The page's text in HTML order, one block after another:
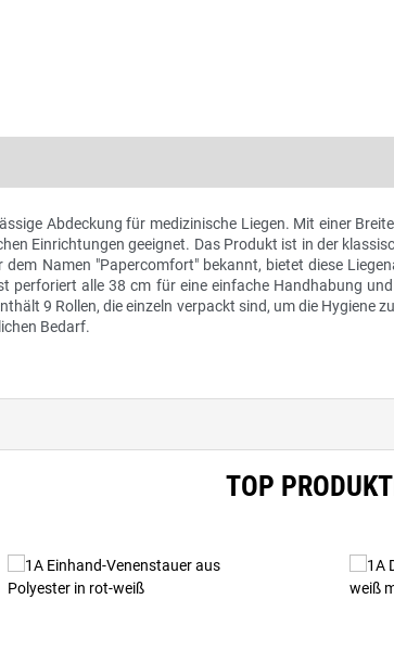
Abdeckung für medizinische Liegen. Mit einer
Einrichtungen geeignet. Das Produkt ist in der
Namen "Papercomfort" bekannt, bietet diese
perforiert alle 38 cm für eine einfache Handhabung
9 Rollen, die einzeln verpackt sind, um die Hygiene
Bedarf.
TOP